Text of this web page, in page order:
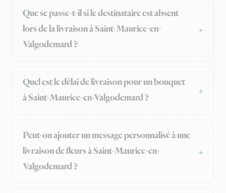
Que se passe-t-il si le destinataire est absent
lors de la livraison à Saint-Maurice-en-
Valgodemard ?
Quel est le délai de livraison pour un bouquet
à Saint-Maurice-en-Valgodemard ?
Peut-on ajouter un message personnalisé à une
livraison de fleurs à Saint-Maurice-en-
Valgodemard ?